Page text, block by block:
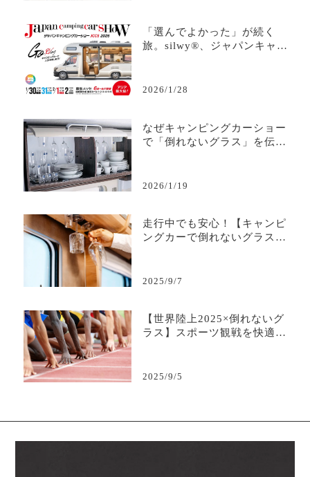
「選んでよかった」が続く
旅。silwy®、ジャパンキャン
2026/1/28
なぜキャンピングカーショー
で「倒れないグラス」を伝え
2026/1/19
走行中でも安心！【キャンピ
ングカーで倒れないグラス】
2025/9/7
【世界陸上2025×倒れないグ
ラス】スポーツ観戦を快適に
2025/9/5